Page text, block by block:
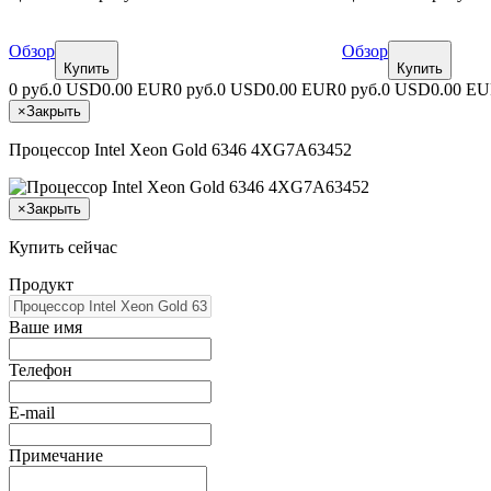
Обзор
Купить
Обзор
Купить
0 руб.0 USD0.00 EUR0 руб.0 USD0.00 EUR0 руб.0 USD0.00
×Закрыть
Процессор Intel Xeon Gold 6346 4XG7A63452
×Закрыть
Купить сейчас
Продукт
Ваше имя
Телефон
E-mail
Примечание